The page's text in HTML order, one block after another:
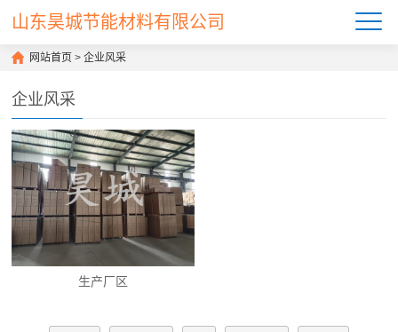
山东昊城节能材料有限公司
网站首页 >企业风采
企业风采
生产厂区